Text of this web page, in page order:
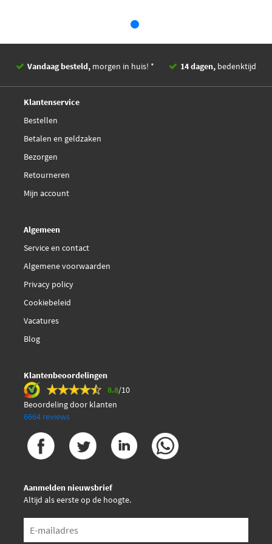
Vandaag besteld, morgen in huis! * 14 dagen, bedenktijd
Klantenservice
Bestellen
Betalen en geldzaken
Bezorgen
Retourneren
Mijn account
Algemeen
Service en contact
Algemene voorwaarden
Privacy policy
Cookiebeleid
Vacatures
Blog
Klantenbeoordelingen
8.8/10
Beoordeling door klanten
6664 reviews
Aanmelden nieuwsbrief
Altijd als eerste op de hoogte.